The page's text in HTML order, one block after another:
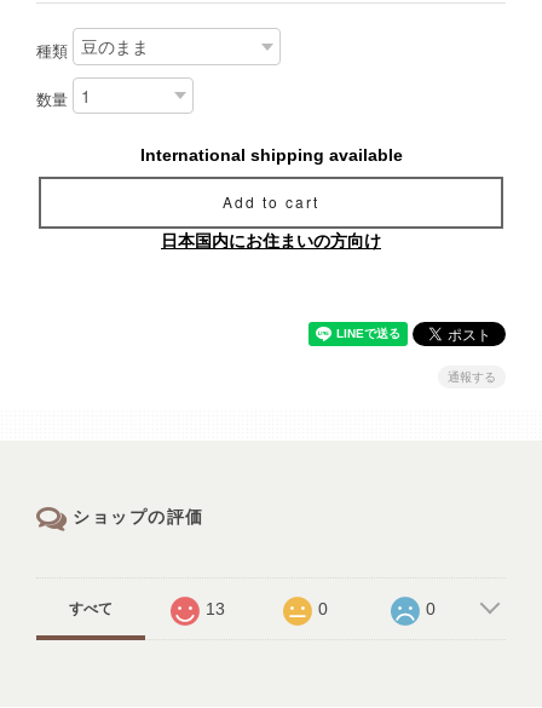
種類
数量
International shipping available
Add to cart
日本国内にお住まいの方向け
通報する
ショップの評価
すべて 13 0 0